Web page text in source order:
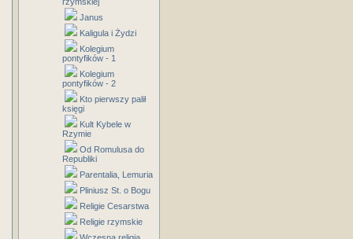
Janus
Kaligula i Żydzi
Kolegium
pontyfików - 1
Kolegium
pontyfików - 2
Kto pierwszy palił
księgi
Kult Kybele w
Rzymie
Od Romulusa do
Republiki
Parentalia, Lemuria
Pliniusz St. o Bogu
Religie Cesarstwa
Religie rzymskie